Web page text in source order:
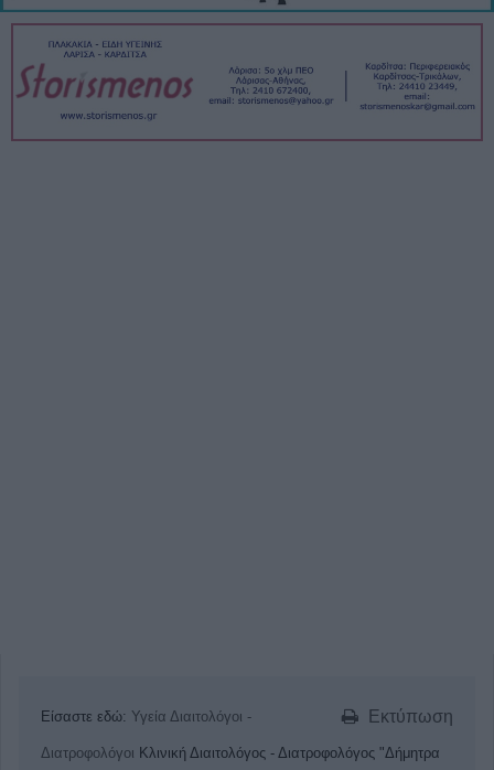
Εκτύπωση
Είσαστε εδώ: Υγεία Διαιτολόγοι -
Διατροφολόγοι Κλινική Διαιτολόγος - Διατροφολόγος "Δήμητρα